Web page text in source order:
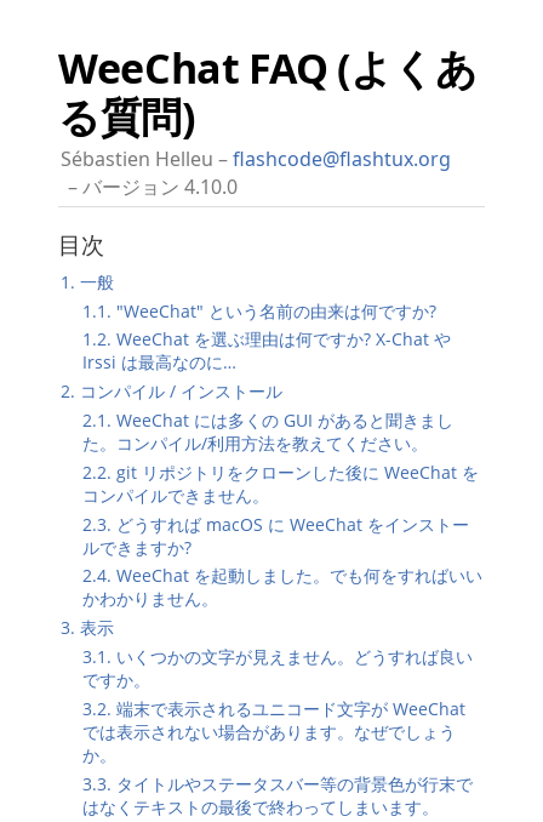
WeeChat FAQ (よくあ
る質問)
Sébastien Helleu
flashcode@flashtux.org
バージョン 4.10.0
目次
1. 一般
1.1. "WeeChat" という名前の由来は何ですか?
1.2. WeeChat を選ぶ理由は何ですか? X-Chat や
Irssi は最高なのに…​
2. コンパイル / インストール
2.1. WeeChat には多くの GUI があると聞きまし
た。コンパイル/利用方法を教えてください。
2.2. git リポジトリをクローンした後に WeeChat を
コンパイルできません。
2.3. どうすれば macOS に WeeChat をインストー
ルできますか?
2.4. WeeChat を起動しました。でも何をすればいい
かわかりません。
3. 表示
3.1. いくつかの文字が見えません。どうすれば良い
ですか。
3.2. 端末で表示されるユニコード文字が WeeChat
では表示されない場合があります。なぜでしょう
か。
3.3. タイトルやステータスバー等の背景色が行末で
はなくテキストの最後で終わってしまいます。